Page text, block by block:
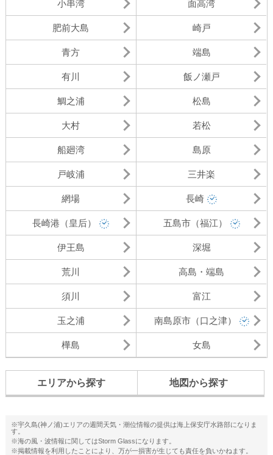
小串湾 面高湾
肥前大島 崎戸
青方 端島
有川 飯ノ瀬戸
鯛之浦 松島
大村 若松
船廻湾 島原
戸岐浦 三井楽
網場 長崎
長崎港（皇后） 五島市（福江）
伊王島 深堀
荒川 高島・端島
須川 富江
玉之浦 南島原市（口之津）
樺島 女島
エリアから探す 地図から探す
※宇久島(神ノ浦)エリアの週間天気・潮位情報の提供は海上保安庁水路部になりま
す。
※海の風・波情報に関してはStorm Glassになります。
※掲載情報を利用したことにより、万が一損害が生じても責任を負いかねます。